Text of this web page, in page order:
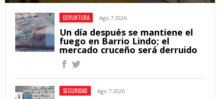
COYUNTURA Ago 7 2026
Un día después se mantiene el
fuego en Barrio Lindo; el
mercado cruceño será derruido
SEGURIDAD Ago 7 2026